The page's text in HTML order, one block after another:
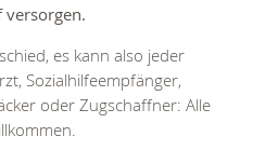
versorgen.
es kann also jeder
Sozialhilfeempfänger,
oder Zugschaffner: Alle